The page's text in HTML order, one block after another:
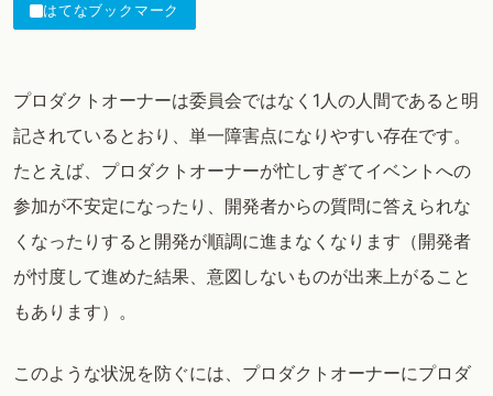
はてなブックマーク
プロダクトオーナーは委員会ではなく1人の人間であると明
記されているとおり、単一障害点になりやすい存在です。
たとえば、プロダクトオーナーが忙しすぎてイベントへの
参加が不安定になったり、開発者からの質問に答えられな
くなったりすると開発が順調に進まなくなります（開発者
が忖度して進めた結果、意図しないものが出来上がること
もあります）。
このような状況を防ぐには、プロダクトオーナーにプロダ